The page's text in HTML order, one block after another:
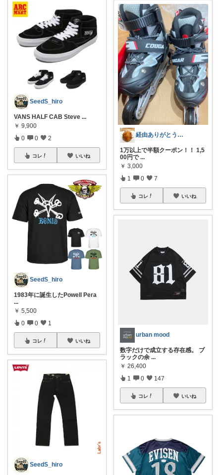
SeedS_hiro
VANS HALF CAB Steve ...
￥ 9,900
0 0 2
コレ いいね
SeedS_hiro
1983年に誕生したPowell Pera
...
￥ 5,500
0 0 1
コレ いいね
SeedS_hiro
経由ありがとうございます✴︎やな
1万以上で半額クーポン！！ 1,5
00円で ...
￥ 3,000
1 0 7
コレ いいね
urban mood
数字だけで成立する存在感。 ブ
ラックの余 ...
￥ 26,400
1 0 147
コレ いいね